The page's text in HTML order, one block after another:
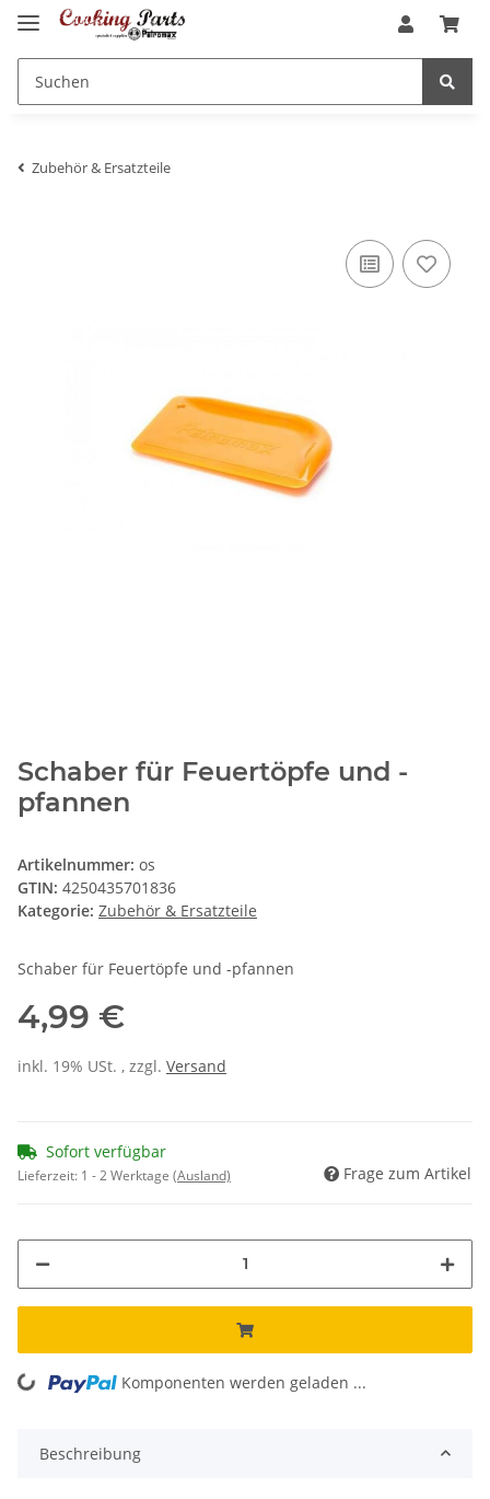
Zubehör & Ersatzteile
Schaber für Feuertöpfe und -
pfannen
Artikelnummer: os
GTIN: 4250435701836
Kategorie: Zubehör & Ersatzteile
Schaber für Feuertöpfe und -pfannen
4,99 €
inkl. 19% USt. , zzgl. Versand
Sofort verfügbar
Lieferzeit: 1 - 2 Werktage (Ausland) Frage zum Artikel
Loading... Komponenten werden geladen ...
Beschreibung